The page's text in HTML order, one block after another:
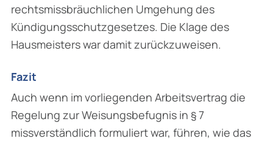
rechtsmissbräuchlichen Umgehung des
Kündigungsschutzgesetzes. Die Klage des
Hausmeisters war damit zurückzuweisen.
Fazit
Auch wenn im vorliegenden Arbeitsvertrag die
Regelung zur Weisungsbefugnis in § 7
missverständlich formuliert war, führen, wie das